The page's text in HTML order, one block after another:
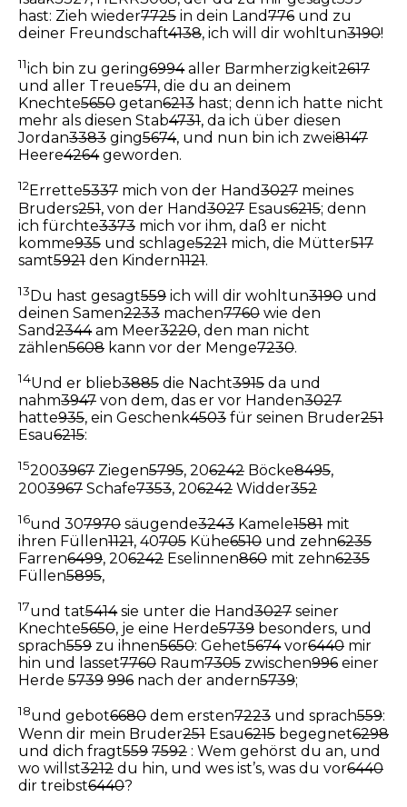
hast: Zieh wieder7725 in dein Land776 und zu
deiner Freundschaft4138, ich will dir wohltun3190!
11ich bin zu gering6994aller Barmherzigkeit2617
und aller Treue571, die du an deinem
Knechte5650 getan6213 hast; denn ich hatte nicht
mehr als diesen Stab4731, da ich über diesen
Jordan3383 ging5674, und nun bin ich zwei8147
Heere4264geworden.
12Errette5337 mich von der Hand3027 meines
Bruders251, von der Hand3027 Esaus6215; denn
ich fürchte3373 mich vor ihm, daß er nicht
komme935 und schlage5221 mich, die Mütter517
samt5921 den Kindern1121.
13Du hast gesagt559 ich will dir wohltun3190 und
deinen Samen2233 machen7760 wie den
Sand2344am Meer3220, den man nicht
zählen5608 kann vor der Menge7230.
14Und er blieb3885 die Nacht3915 da und
nahm3947 von dem, das er vor Handen3027
hatte935, ein Geschenk4503 für seinen Bruder251
Esau6215:
152003967 Ziegen5795, 206242 Böcke8495,
2003967 Schafe7353, 206242 Widder352
16und 307970 säugende3243 Kamele1581 mit
ihren Füllen1121, 40705 Kühe6510 und zehn6235
Farren6499, 206242 Eselinnen860 mit zehn6235
Füllen5895,
17und tat5414sie unter die Hand3027 seiner
Knechte5650, je eine Herde5739 besonders, und
sprach559 zu ihnen5650: Gehet5674vor6440 mir
hin und lasset7760 Raum7305 zwischen996 einer
Herde 5739 996 nach der andern5739;
18und gebot6680 dem ersten7223 und sprach559:
Wenn dir mein Bruder251 Esau6215 begegnet6298
und dich fragt559 7592 : Wem gehörst du an, und
wo willst3212 du hin, und wes ist’s, was du vor6440
dir treibst6440?